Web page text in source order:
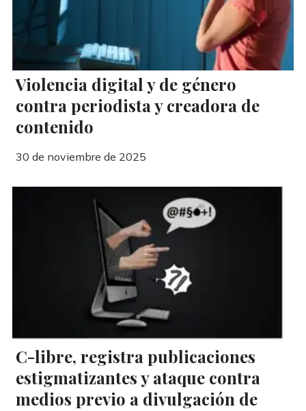
Violencia digital y de género
contra periodista y creadora de
contenido
30 de noviembre de 2025
C-libre, registra publicaciones
estigmatizantes y ataque contra
medios previo a divulgación de